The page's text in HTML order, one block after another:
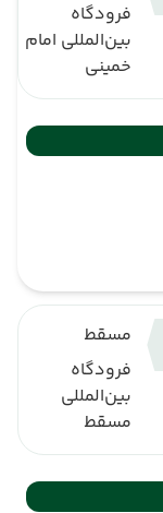
فرودگاه
بین‌المللی امام
خمینی
مسقط
فرودگاه
بین‌المللی
مسقط